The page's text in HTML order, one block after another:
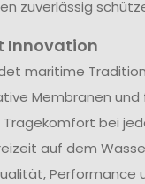
zuverlässig
Innovation
maritime
Membranen
Tragekomfort bei
auf dem
Performance